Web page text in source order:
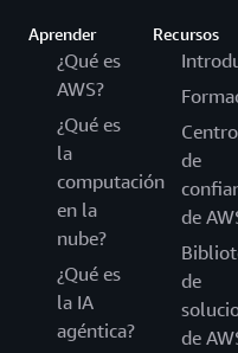
Aprender
¿Qué es
AWS?
¿Qué es
la
computación
en la
nube?
¿Qué es
la IA
agéntica?
Recursos
Centro
de
de
de
de